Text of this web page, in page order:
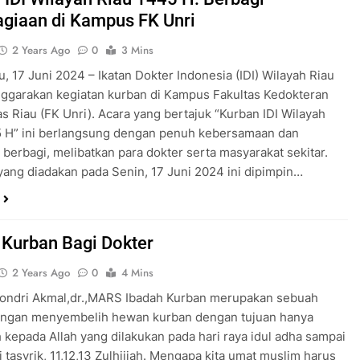
di Kampus FK Unri
2 Years Ago 0
3 Mins
17 Juni 2024 – Ikatan Dokter Indonesia (IDI) Wilayah Riau
kegiatan kurban di Kampus Fakultas Kedokteran
Riau (FK Unri). Acara yang bertajuk “Kurban IDI Wilayah
H” ini berlangsung dengan penuh kebersamaan dan
berbagi, melibatkan para dokter serta masyarakat sekitar.
diadakan pada Senin, 17 Juni 2024 ini dipimpin…
Bagi Dokter
2 Years Ago 0
4 Mins
Akmal,dr.,MARS Ibadah Kurban merupakan sebuah
menyembelih hewan kurban dengan tujuan hanya
kepada Allah yang dilakukan pada hari raya idul adha sampai
11,12,13 Zulhijjah. Mengapa kita umat muslim harus